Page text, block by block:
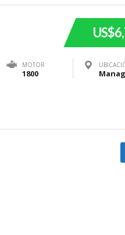
MOTOR
1800